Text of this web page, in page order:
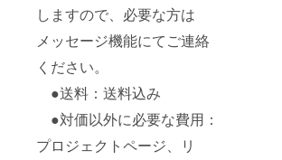
しますので、必要な方は
メッセージ機能にてご連絡
ください。
●送料：送料込み
●対価以外に必要な費用：
プロジェクトページ、リ